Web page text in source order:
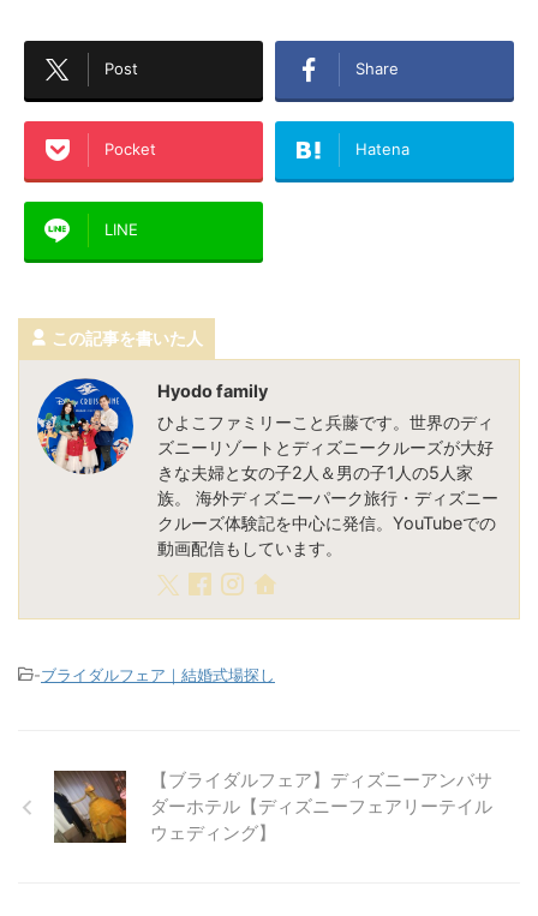
Post Share
Pocket Hatena
LINE
この記事を書いた人
Hyodo family
ひよこファミリーこと兵藤です。世界のディ
ズニーリゾートとディズニークルーズが大好
きな夫婦と女の子2人＆男の子1人の5人家
族。 海外ディズニーパーク旅行・ディズニー
クルーズ体験記を中心に発信。YouTubeでの
動画配信もしています。
-ブライダルフェア｜結婚式場探し
【ブライダルフェア】ディズニーアンバサ
ダーホテル【ディズニーフェアリーテイル
ウェディング】